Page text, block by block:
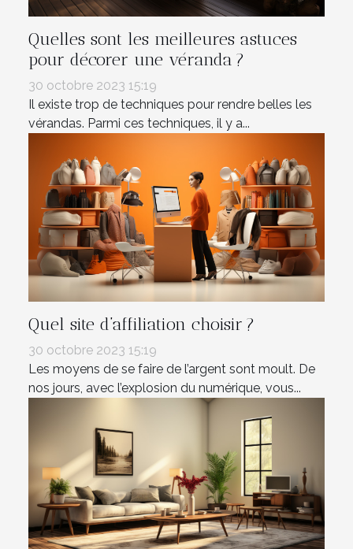
Quelles sont les meilleures astuces
pour décorer une véranda ?
30 octobre 2023 15:19
Il existe trop de techniques pour rendre belles les
vérandas. Parmi ces techniques, il y a...
Quel site d’affiliation choisir ?
30 octobre 2023 15:19
Les moyens de se faire de l’argent sont moult. De
nos jours, avec l’explosion du numérique, vous...